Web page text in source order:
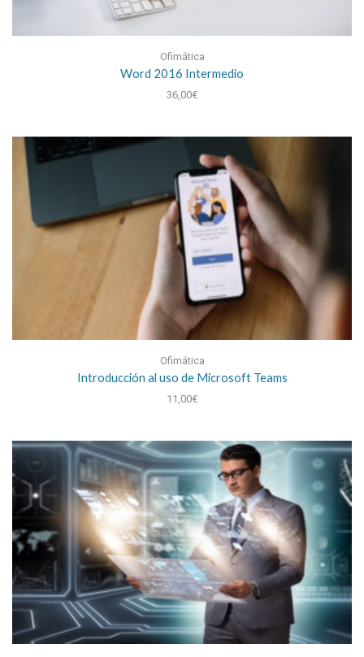
Ofimática
Word 2016 Intermedio
36,00€
Ofimática
Introducción al uso de Microsoft Teams
11,00€